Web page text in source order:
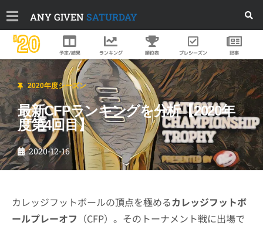
ANY GIVEN SATURDAY
'20 予定/結果 ランキング 順位表 プレシーズン 記事
2020年度シーズン
最新CFPランキングを分析【2020年
度第4回目】
2020-12-16
カレッジフットボールの頂点を極めるカレッジフットボ
ールプレーオフ （CFP）。そのトーナメント戦に出場で